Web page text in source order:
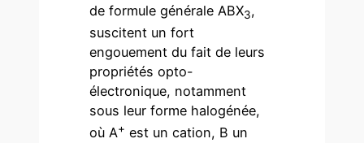
de formule générale ABX3,
suscitent un fort
engouement du fait de leurs
propriétés opto-
électronique, notamment
sous leur forme halogénée,
où A+ est un cation, B un